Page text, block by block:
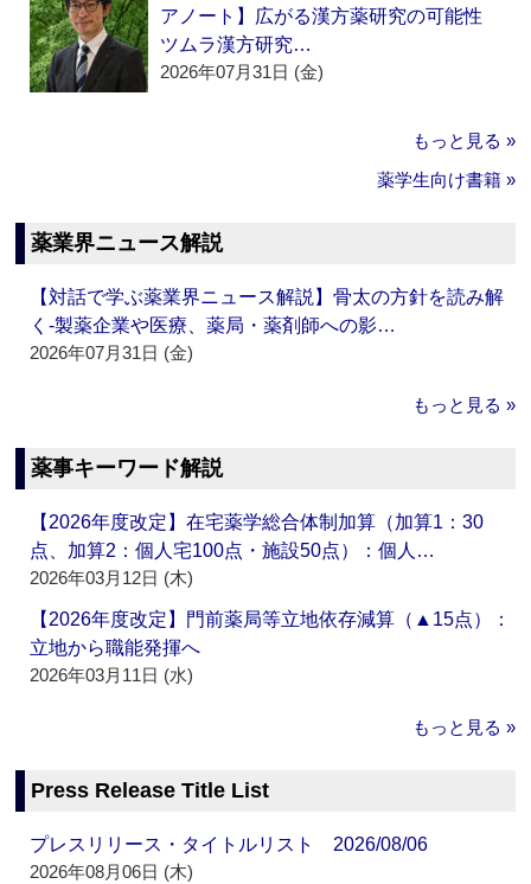
アノート】広がる漢方薬研究の可能性
ツムラ漢方研究…
2026年07月31日 (金)
もっと見る »
薬学生向け書籍 »
薬業界ニュース解説
【対話で学ぶ薬業界ニュース解説】骨太の方針を読み解
く‐製薬企業や医療、薬局・薬剤師への影…
2026年07月31日 (金)
もっと見る »
薬事キーワード解説
【2026年度改定】在宅薬学総合体制加算（加算1：30
点、加算2：個人宅100点・施設50点）：個人…
2026年03月12日 (木)
【2026年度改定】門前薬局等立地依存減算（▲15点）：
立地から職能発揮へ
2026年03月11日 (水)
もっと見る »
Press Release Title List
プレスリリース・タイトルリスト 2026/08/06
2026年08月06日 (木)